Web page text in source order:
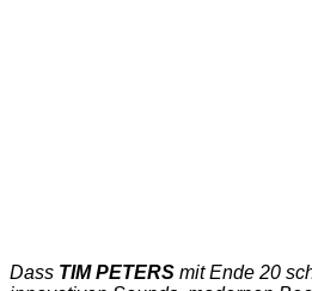
Dass TIM PETERS mit Ende 20